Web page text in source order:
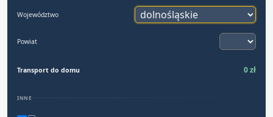
Województwo
Powiat
Transport do domu 0 zł
INNE